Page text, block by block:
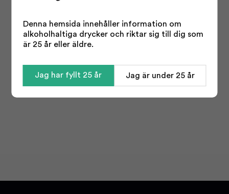
Druvor: Cabernet sauvignon, merlot, tempranillo, syrah,
grenache, primitivo/zinfandel, negroamaro, carmenere
Denna hemsida innehåller information om
alkoholhaltiga drycker och riktar sig till dig som
är 25 år eller äldre.
Jag har fyllt 25 år Jag är under 25 år